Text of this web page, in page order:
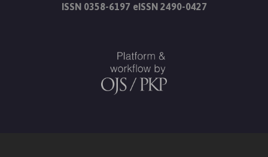
ISSN 0358-6197 eISSN 2490-0427